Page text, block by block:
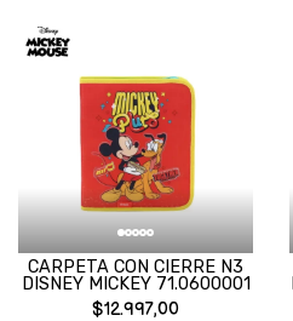
CARPETA CON CIERRE N3
DISNEY MICKEY 71.0600001
$12.997,00